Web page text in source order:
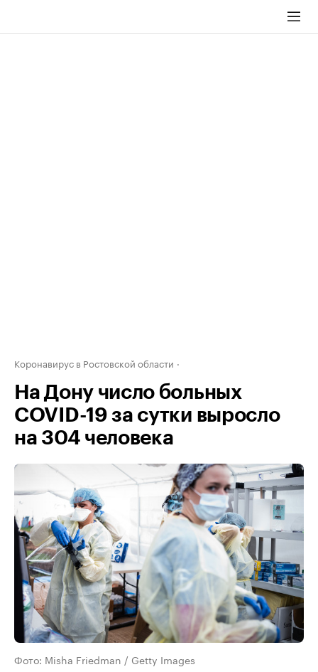
Коронавирус в Ростовской области
На Дону число больных
COVID-19 за сутки выросло
на 304 человека
Фото: Misha Friedman / Getty Images